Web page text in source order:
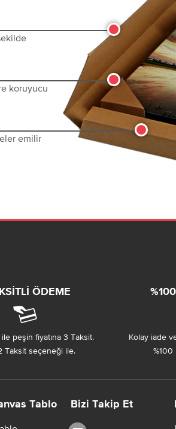
koruyucu
emilir
ÖDEME
ile peşin fiyatına 3 Taksit.
Taksit seçeneği ile.
Kolay iade
Tablo Bizi Takip Et